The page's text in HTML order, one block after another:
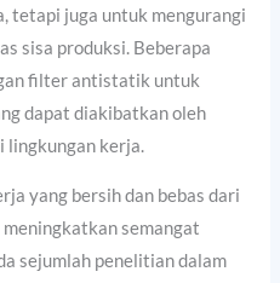
tetapi juga untuk mengurangi
sisa produksi. Beberapa
filter antistatik untuk
dapat diakibatkan oleh
lingkungan kerja.
yang bersih dan bebas dari
semangat
sejumlah penelitian dalam